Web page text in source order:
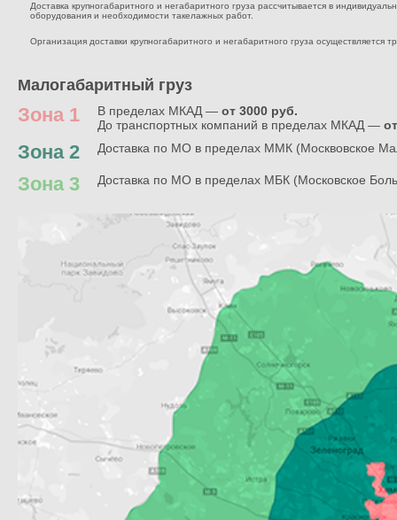
Доставка крупногабаритного и негабаритного груза рассчитывается в
оборудования и необходимости такелажных работ.
Организация доставки крупногабаритного и негабаритного груза
Малогабаритный груз
Зона 1 В пределах МКАД — от 3000 руб.
До транспортных компаний в пределах МКАД —
Зона 2 Доставка по МО в пределах ММК (Москвовское
Зона 3 Доставка по МО в пределах МБК (Московское